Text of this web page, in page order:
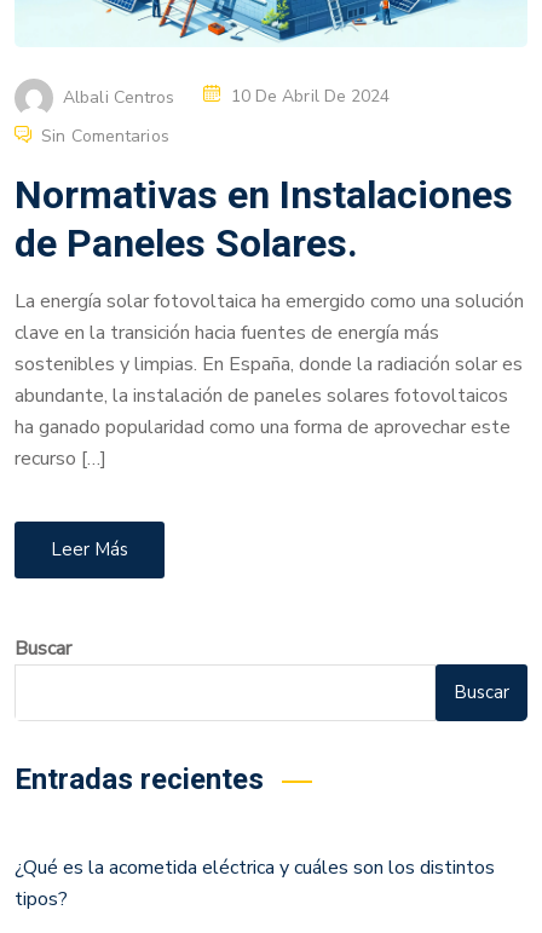
Albali Centros
10 De Abril De 2024
Sin Comentarios
Normativas en Instalaciones
de Paneles Solares.
La energía solar fotovoltaica ha emergido como una solución
clave en la transición hacia fuentes de energía más
sostenibles y limpias. En España, donde la radiación solar es
abundante, la instalación de paneles solares fotovoltaicos
ha ganado popularidad como una forma de aprovechar este
recurso […]
Leer Más
Buscar
Buscar
Entradas recientes
¿Qué es la acometida eléctrica y cuáles son los distintos
tipos?